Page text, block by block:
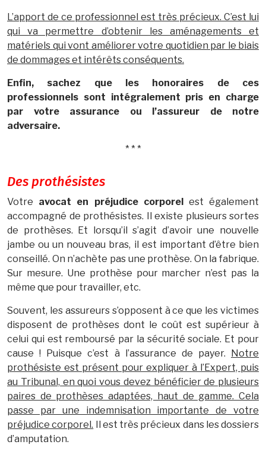
L’apport de ce professionnel est très précieux. C’est lui
qui va permettre d’obtenir les aménagements et
matériels qui vont améliorer votre quotidien par le biais
de dommages et intérêts conséquents.
Enfin, sachez que les honoraires de ces
professionnels sont intégralement pris en charge
par votre assurance ou l’assureur de notre
adversaire.
* * *
Des prothésistes
Votre avocat en préjudice corporelest également
accompagné de prothésistes. Il existe plusieurs sortes
de prothèses. Et lorsqu’il s’agit d’avoir une nouvelle
jambe ou un nouveau bras, il est important d’être bien
conseillé. On n’achète pas une prothèse. On la fabrique.
Sur mesure. Une prothèse pour marcher n’est pas la
même que pour travailler, etc.
Souvent, les assureurs s’opposent à ce que les victimes
disposent de prothèses dont le coût est supérieur à
celui qui est remboursé par la sécurité sociale. Et pour
cause ! Puisque c’est à l’assurance de payer. Notre
prothésiste est présent pour expliquer à l’Expert, puis
au Tribunal, en quoi vous devez bénéficier de plusieurs
paires de prothèses adaptées, haut de gamme. Cela
passe par une indemnisation importante de votre
préjudice corporel. Il est très précieux dans les dossiers
d’amputation.